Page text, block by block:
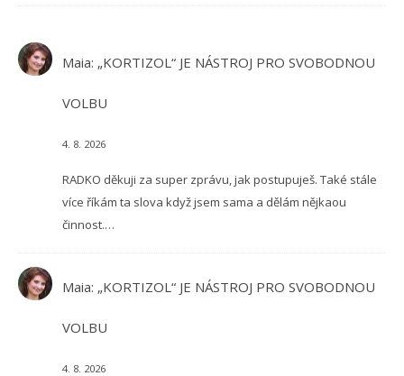
Maia: „KORTIZOL“ JE NÁSTROJ PRO SVOBODNOU
VOLBU
4. 8. 2026
RADKO děkuji za super zprávu, jak postupuješ. Také stále
více říkám ta slova když jsem sama a dělám nějkaou
činnost.…
Maia: „KORTIZOL“ JE NÁSTROJ PRO SVOBODNOU
VOLBU
4. 8. 2026